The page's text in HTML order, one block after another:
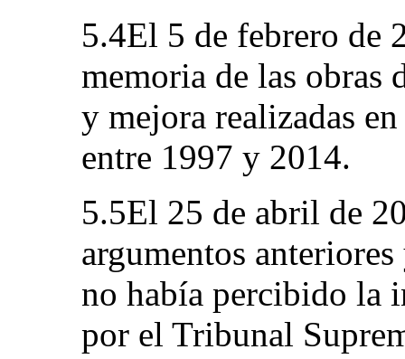
5.4El 5 de febrero de
memoria de las obras
y mejora realizadas
entre 1997 y 2014.
5.5El 25 de abril de
argumentos
no había percibido la
por el Tribunal